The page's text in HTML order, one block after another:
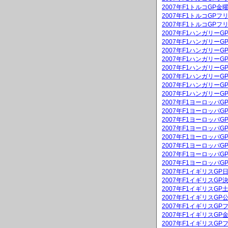
2007年F1トルコGP金
2007年F1トルコGPフ
2007年F1トルコGPフ
2007年F1ハンガリー
2007年F1ハンガリー
2007年F1ハンガリー
2007年F1ハンガリー
2007年F1ハンガリー
2007年F1ハンガリー
2007年F1ハンガリー
2007年F1ハンガリー
2007年F1ヨーロッパ
2007年F1ヨーロッパ
2007年F1ヨーロッパ
2007年F1ヨーロッパ
2007年F1ヨーロッパ
2007年F1ヨーロッパ
2007年F1ヨーロッパ
2007年F1ヨーロッパ
2007年F1イギリスGP
2007年F1イギリスGP
2007年F1イギリスGP
2007年F1イギリスGP
2007年F1イギリスGP
2007年F1イギリスGP
2007年F1イギリスGP